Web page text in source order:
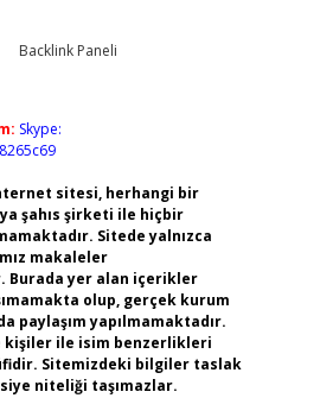
Skype:
sitesi, herhangi bir
şahıs şirketi ile hiçbir
Sitede yalnızca
makaleler
Burada yer alan içerikler
olup, gerçek kurum
paylaşım yapılmamaktadır.
kişiler ile isim benzerlikleri
Sitemizdeki bilgiler taslak
niteliği taşımazlar.